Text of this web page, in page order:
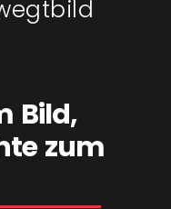
Bild,
zum